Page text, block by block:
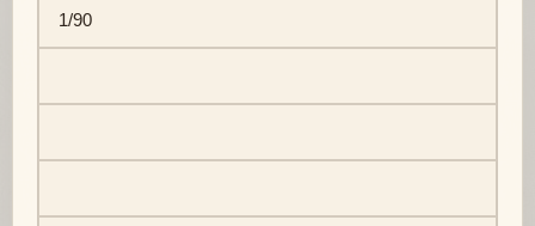
1/90